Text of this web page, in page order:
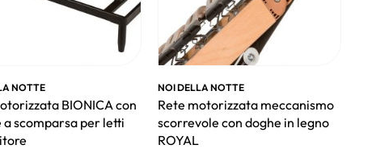
NOTTE
BIONICA con
scomparsa per letti
NOI DELLA NOTTE
Rete motorizzata meccanismo
scorrevole con doghe in legno
ROYAL